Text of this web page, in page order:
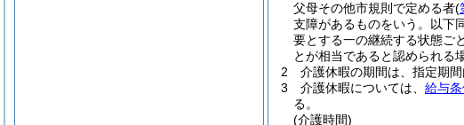
父母その他市規則で定める者(
支障があるものをいう。以下
要とする一の継続する状態ご
とが相当であると認められる
2
介護休暇の期間は、指定期
3
介護休暇については、 給与
る。
(介護時間)